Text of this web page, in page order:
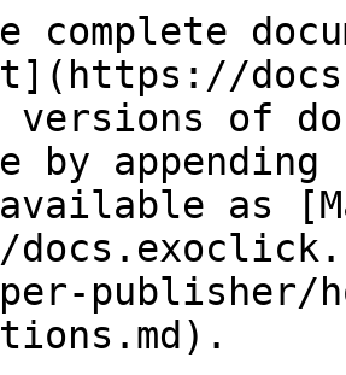
complete
versions of
by
as
publisher/